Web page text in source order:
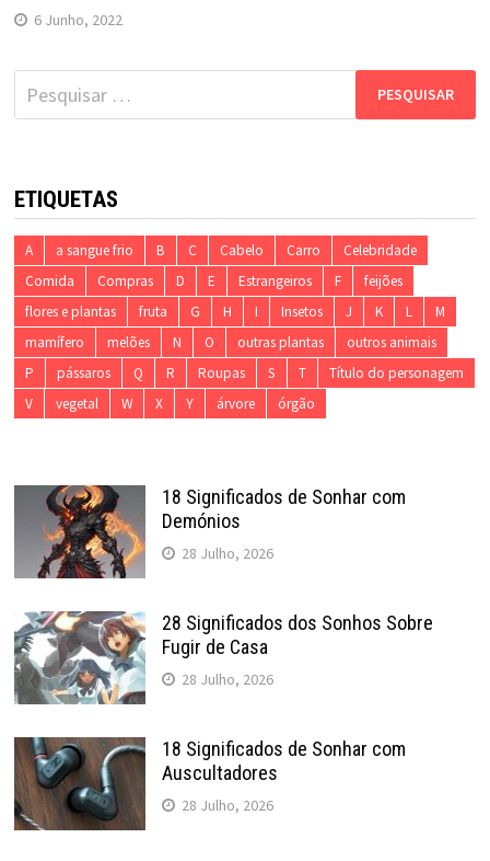
6 Junho, 2022
Pesquisar
por:
ETIQUETAS
A a sangue frio B C Cabelo Carro
Celebridade
Comida
Compras D E Estrangeiros F
feijões
flores e plantas
fruta G H I Insetos J K L
M
mamífero
melões N O outras plantas
outros animais
P
pássaros Q R Roupas S T
Título do personagem
V
vegetal W X Y árvore órgão
18 Significados de Sonhar com
Demónios
28 Julho, 2026
28 Significados dos Sonhos Sobre
Fugir de Casa
28 Julho, 2026
18 Significados de Sonhar com
Auscultadores
28 Julho, 2026